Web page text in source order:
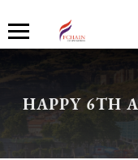
Haqqımızda
Şirkət haqqında
Xidmətlər
Mühasibat xidmətləri
Mühasibat xidmətləri
Mühasibat xidməti
Hüquq xidmətləri və
Azərbaycanda
İnsan Resursların uçotu
İnsan Resursları üzrə
Marketinq xidmətləri
Promo xidmətlər
HAPPY 6TH